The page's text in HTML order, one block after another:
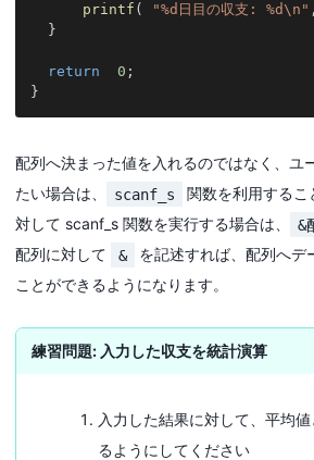
printf ( "%d日目の収支: %d\n" ,
}
return 0 ;
}
配列へ決まった値を入れるのではなく、ユ
たい場合は、
scanf_s
関数を利用するこ
対して scanf_s 関数を実行する場合は、
&
配列に対して
&
を記述すれば、配列へデ
ことができるようになります。
練習問題: 入力した収支を統計演算
入力した結果に対して、平均
るようにしてください